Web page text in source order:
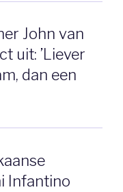
John van
uit: ’Liever
dan een
Infantino